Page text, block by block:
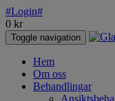
#Login#
0 kr
Toggle navigation
Hem
Om oss
Behandlingar